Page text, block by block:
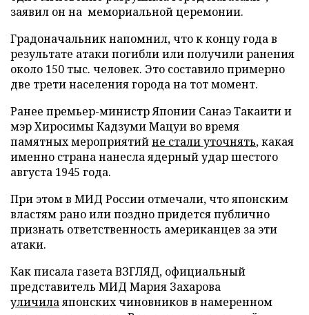
заявил он на мемориальной церемонии.
Градоначальник напомнил, что к концу года в
результате атаки погибли или получили ранения
около 150 тыс. человек. Это составило примерно
две трети населения города на тот момент.
Ранее премьер-министр Японии Санаэ Такаити и
мэр Хиросимы Кадзуми Мацуи во время
памятных мероприятийне стали уточнять, какая
именно страна нанесла ядерный удар шестого
августа 1945 года.
При этом в МИД России отмечали, что японским
властям рано или поздно придется публично
признать ответственность американцев за эти
атаки.
Как писала газета ВЗГЛЯД, официальный
представитель МИД Мария Захарова
уличилаяпонских чиновников в намеренном